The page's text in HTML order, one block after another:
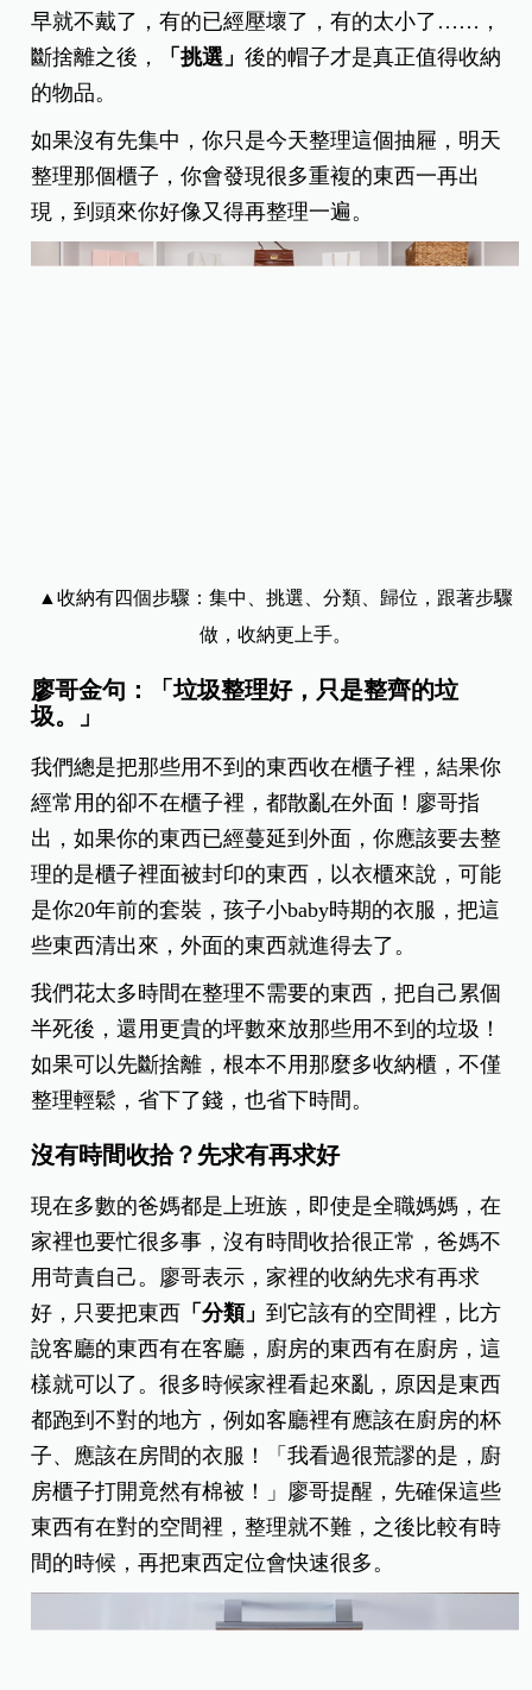
早就不戴了，有的已經壓壞了，有的太小了 …… ，
斷捨離之後，
「挑選」後的帽子才是真正值得收納
的物品。
如果沒有先集中，你只是今天整理這個抽屜，明天
整理那個櫃子，你會發現很多重複的東西一再出
現，到頭來你好像又得再整理一遍。
▲收納有四個步驟：集中、挑選、分類、歸位，跟著步驟
做，收納更上手。
廖哥金句：「垃圾整理好，只是整齊的垃
圾。」
我們總是把那些用不到的東西收在櫃子裡，結果你
經常用的卻不在櫃子裡，都散亂在外面！廖哥指
出，如果你的東西已經蔓延到外面，你應該要去整
理的是櫃子裡面被封印的東西，以衣櫃來說，可能
是你20年前的套裝，孩子小baby時期的衣服，把這
些東西清出來，外面的東西就進得去了。
我們花太多時間在整理不需要的東西，把自己累個
半死後，還用更貴的坪數來放那些用不到的垃圾！
如果可以先斷捨離，根本不用那麼多收納櫃，不僅
整理輕鬆，省下了錢，也省下時間。
沒有時間收拾？先求有再求好
現在多數的爸媽都是上班族，即使是全職媽媽，在
家裡也要忙很多事，沒有時間收拾很正常，爸媽不
用苛責自己。廖哥表示，家裡的收納先求有再求
好，只要把東西 「分類」到它該有的空間裡，比方
說客廳的東西有在客廳，廚房的東西有在廚房，這
樣就可以了。很多時候家裡看起來亂，原因是東西
都跑到不對的地方，例如客廳裡有應該在廚房的杯
子、應該在房間的衣服！「我看過很荒謬的是，廚
房櫃子打開竟然有棉被！」廖哥提醒，先確保這些
東西有在對的空間裡，整理就不難，之後比較有時
間的時候，再把東西定位會快速很多。